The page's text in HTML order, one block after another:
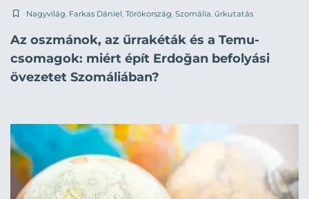
Nagyvilág Farkas Dániel Törökország Szomália űrkutatás
Az oszmánok, az űrrakéták és a Temu-
csomagok: miért épít Erdoğan befolyási
övezetet Szomáliában?